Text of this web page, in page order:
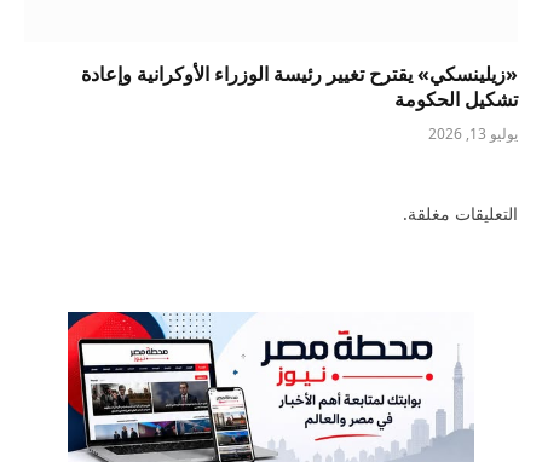
«زيلينسكي» يقترح تغيير رئيسة الوزراء الأوكرانية وإعادة
تشكيل الحكومة
يوليو 13, 2026
التعليقات مغلقة.